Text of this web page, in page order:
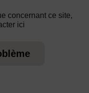
concernant ce site,
ici